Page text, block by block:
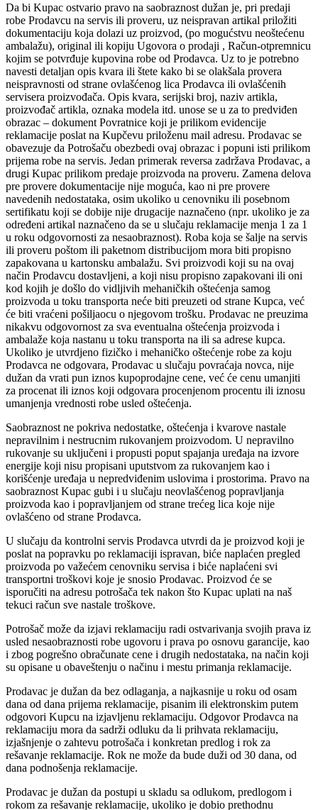
Da bi Kupac ostvario pravo na saobraznost dužan je, pri predaji
robe Prodavcu na servis ili proveru, uz neispravan artikal priložiti
dokumentaciju koja dolazi uz proizvod, (po mogućstvu neoštećenu
ambalažu), original ili kopiju Ugovora o prodaji , Račun-otpremnicu
kojim se potvrđuje kupovina robe od Prodavca. Uz to je potrebno
navesti detaljan opis kvara ili štete kako bi se olakšala provera
neispravnosti od strane ovlašćenog lica Prodavca ili ovlašćenih
servisera proizvođača. Opis kvara, serijski broj, naziv artikla,
proizvođač artikla, oznaka modela itd. unose se u za to predviđen
obrazac – dokument Povratnice koji je prilikom evidencije
reklamacije poslat na Kupčevu priloženu mail adresu. Prodavac se
obavezuje da Potrošaču obezbedi ovaj obrazac i popuni isti prilikom
prijema robe na servis. Jedan primerak reversa zadržava Prodavac, a
drugi Kupac prilikom predaje proizvoda na proveru. Zamena delova
pre provere dokumentacije nije moguća, kao ni pre provere
navedenih nedostataka, osim ukoliko u cenovniku ili posebnom
sertifikatu koji se dobije nije drugacije naznačeno (npr. ukoliko je za
određeni artikal naznačeno da se u slučaju reklamacije menja 1 za 1
u roku odgovornosti za nesaobraznost). Roba koja se šalje na servis
ili proveru poštom ili paketnom distribucijom mora biti propisno
zapakovana u kartonsku ambalažu. Svi proizvodi koji su na ovaj
način Prodavcu dostavljeni, a koji nisu propisno zapakovani ili oni
kod kojih je došlo do vidljivih mehaničkih oštećenja samog
proizvoda u toku transporta neće biti preuzeti od strane Kupca, već
će biti vraćeni pošiljaocu o njegovom trošku. Prodavac ne preuzima
nikakvu odgovornost za sva eventualna oštećenja proizvoda i
ambalaže koja nastanu u toku transporta na ili sa adrese kupca.
Ukoliko je utvrdjeno fizičko i mehaničko oštećenje robe za koju
Prodavca ne odgovara, Prodavac u slučaju povraćaja novca, nije
dužan da vrati pun iznos kupoprodajne cene, već će cenu umanjiti
za procenat ili iznos koji odgovara procenjenom procentu ili iznosu
umanjenja vrednosti robe usled oštećenja.
Saobraznost ne pokriva nedostatke, oštećenja i kvarove nastale
nepravilnim i nestrucnim rukovanjem proizvodom. U nepravilno
rukovanje su uključeni i propusti poput spajanja uređaja na izvore
energije koji nisu propisani uputstvom za rukovanjem kao i
korišćenje uređaja u nepredviđenim uslovima i prostorima. Pravo na
saobraznost Kupac gubi i u slučaju neovlašćenog popravljanja
proizvoda kao i popravljanjem od strane trećeg lica koje nije
ovlašćeno od strane Prodavca.
U slučaju da kontrolni servis Prodavca utvrdi da je proizvod koji je
poslat na popravku po reklamaciji ispravan, biće naplaćen pregled
proizvoda po važećem cenovniku servisa i biće naplaćeni svi
transportni troškovi koje je snosio Prodavac. Proizvod će se
isporučiti na adresu potrošača tek nakon što Kupac uplati na naš
tekuci račun sve nastale troškove.
Potrošač može da izjavi reklamaciju radi ostvarivanja svojih prava iz
usled nesaobraznosti robe ugovoru i prava po osnovu garancije, kao
i zbog pogrešno obračunate cene i drugih nedostataka, na način koji
su opisane u obaveštenju o načinu i mestu primanja reklamacije.
Prodavac je dužan da bez odlaganja, a najkasnije u roku od osam
dana od dana prijema reklamacije, pisanim ili elektronskim putem
odgovori Kupcu na izjavljenu reklamaciju. Odgovor Prodavca na
reklamaciju mora da sadrži odluku da li prihvata reklamaciju,
izjašnjenje o zahtevu potrošača i konkretan predlog i rok za
rešavanje reklamacije. Rok ne može da bude duži od 30 dana, od
dana podnošenja reklamacije.
Prodavac je dužan da postupi u skladu sa odlukom, predlogom i
rokom za rešavanje reklamacije, ukoliko je dobio prethodnu